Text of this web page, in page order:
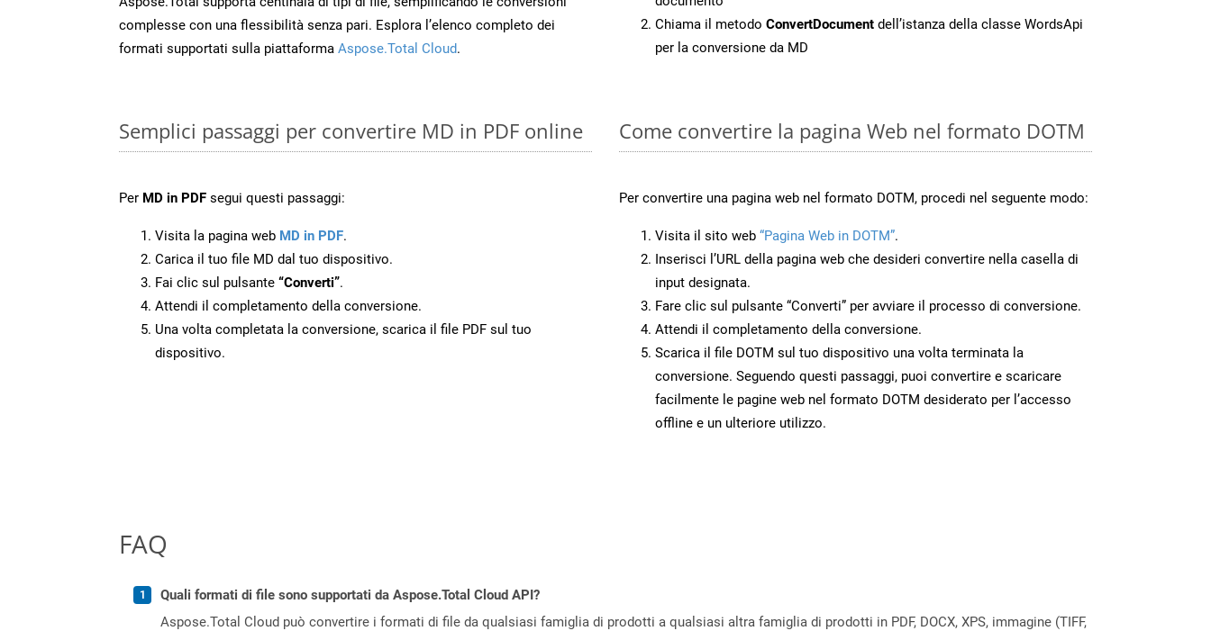
complesse con una flessibilità senza pari. Esplora l’elenco completo dei
formati supportati sulla piattaforma Aspose.Total Cloud.
Chiama il metodo ConvertDocument dell’istanza della classe WordsApi
per la conversione da MD
Semplici passaggi per convertire MD in PDF online
Per MD in PDF segui questi passaggi:
Visita la pagina web MD in PDF.
Carica il tuo file MD dal tuo dispositivo.
Fai clic sul pulsante “Converti”.
Attendi il completamento della conversione.
Una volta completata la conversione, scarica il file PDF sul tuo
dispositivo.
Come convertire la pagina Web nel formato DOTM
Per convertire una pagina web nel formato DOTM, procedi nel seguente modo:
Visita il sito web “Pagina Web in DOTM”.
Inserisci l’URL della pagina web che desideri convertire nella casella di
input designata.
Fare clic sul pulsante “Converti” per avviare il processo di conversione.
Attendi il completamento della conversione.
Scarica il file DOTM sul tuo dispositivo una volta terminata la
conversione. Seguendo questi passaggi, puoi convertire e scaricare
facilmente le pagine web nel formato DOTM desiderato per l’accesso
offline e un ulteriore utilizzo.
FAQ
Quali formati di file sono supportati da Aspose.Total Cloud API?
Aspose.Total Cloud può convertire i formati di file da qualsiasi famiglia di prodotti a qualsiasi altra famiglia di prodotti in PDF, DOCX, XPS, immagine (TIFF,